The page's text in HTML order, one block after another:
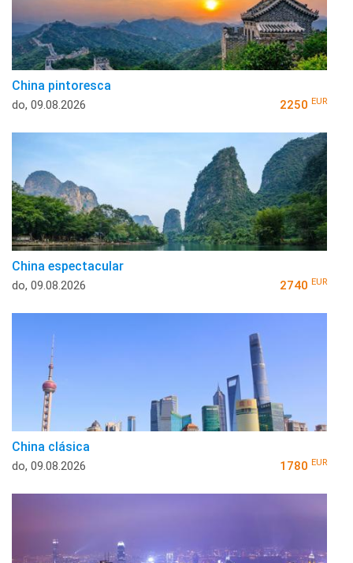
China pintoresca
do, 09.08.2026 2250 EUR
China espectacular
do, 09.08.2026 2740 EUR
China clásica
do, 09.08.2026 1780 EUR